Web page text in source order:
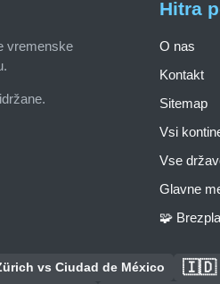
vremenske
Hitra
O nas
Kontakt
Sitemap
Vsi
Vse
Glavne
🧩
vs Ciudad de México 🇮🇩